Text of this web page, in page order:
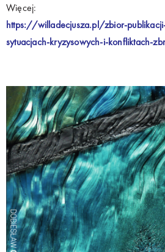
Więcej:
https://willadecjusza.pl/zbior-
sytuacjach-kryzysowych-i-konfliktach-